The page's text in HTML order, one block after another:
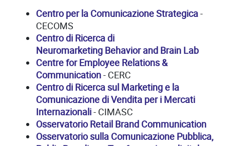
Centro per la Comunicazione Strategica-
CECOMS
Centro di Ricerca di
Neuromarketing Behavior and Brain Lab
Centre for Employee Relations &
Communication- CERC
Centro di Ricerca sul Marketing e la
Comunicazione di Vendita per i Mercati
Internazionali- CIMASC
Osservatorio Retail Brand Communication
Osservatorio sulla Comunicazione Pubblica,